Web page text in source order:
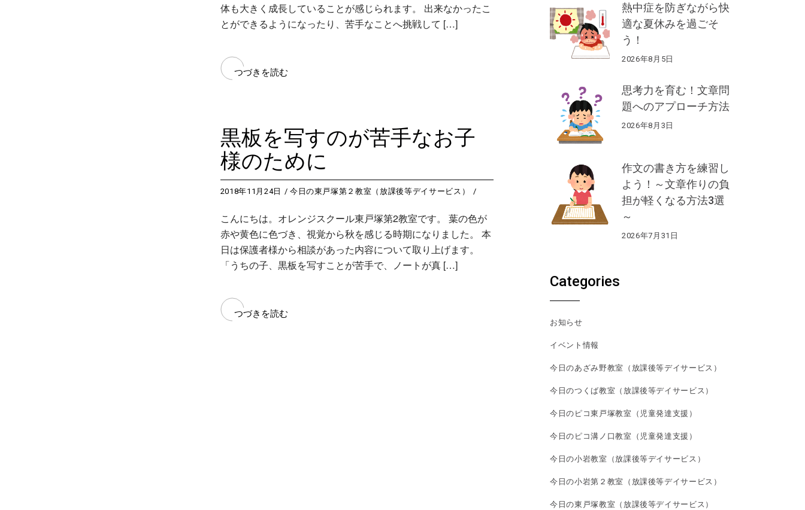
体も大きく成長していることが感じられます。 出来なかったこ
とができるようになったり、苦手なことへ挑戦して […]
つづきを読む
黒板を写すのが苦手なお子
様のために
2018年11月24日 今日の東戸塚第２教室（放課後等デイサービス）
こんにちは。オレンジスクール東戸塚第2教室です。 葉の色が
赤や黄色に色づき、視覚から秋を感じる時期になりました。 本
日は保護者様から相談があった内容について取り上げます。
「うちの子、黒板を写すことが苦手で、ノートが真 […]
つづきを読む
熱中症を防ぎながら快
適な夏休みを過ごそ
う！
2026年8月5日
思考力を育む！文章問
題へのアプローチ方法
2026年8月3日
作文の書き方を練習し
よう！～文章作りの負
担が軽くなる方法3選
～
2026年7月31日
Categories
お知らせ
イベント情報
今日のあざみ野教室（放課後等デイサービス）
今日のつくば教室（放課後等デイサービス）
今日のピコ東戸塚教室（児童発達支援）
今日のピコ溝ノ口教室（児童発達支援）
今日の小岩教室（放課後等デイサービス）
今日の小岩第２教室（放課後等デイサービス）
今日の東戸塚教室（放課後等デイサービス）